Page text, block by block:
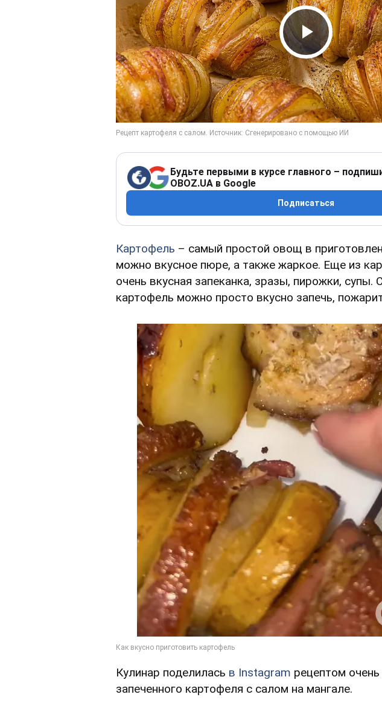
Play
Будьте первыми в курсе главного –
OBOZ.UA в Google
Подписаться
Картофель – самый простой овощ в
можно вкусное пюре, а также жаркое. Еще из
очень вкусная запеканка, зразы, пирожки, супы.
картофель можно просто вкусно запечь,
Кулинар поделилась в Instagram рецептом очень
запеченного картофеля с салом на мангале.